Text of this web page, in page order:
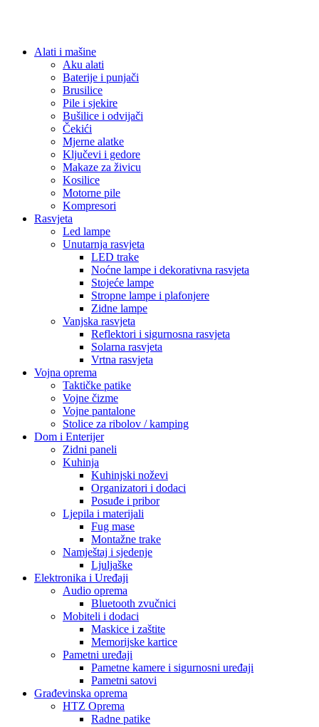
Alati i mašine
Aku alati
Baterije i punjači
Brusilice
Pile i sjekire
Bušilice i odvijači
Čekići
Mjerne alatke
Ključevi i gedore
Makaze za živicu
Kosilice
Motorne pile
Kompresori
Rasvjeta
Led lampe
Unutarnja rasvjeta
LED trake
Noćne lampe i dekorativna rasvjeta
Stojeće lampe
Stropne lampe i plafonjere
Zidne lampe
Vanjska rasvjeta
Reflektori i sigurnosna rasvjeta
Solarna rasvjeta
Vrtna rasvjeta
Vojna oprema
Taktičke patike
Vojne čizme
Vojne pantalone
Stolice za ribolov / kamping
Dom i Enterijer
Zidni paneli
Kuhinja
Kuhinjski noževi
Organizatori i dodaci
Posuđe i pribor
Ljepila i materijali
Fug mase
Montažne trake
Namještaj i sjedenje
Ljuljaške
Elektronika i Uređaji
Audio oprema
Bluetooth zvučnici
Mobiteli i dodaci
Maskice i zaštite
Memorijske kartice
Pametni uređaji
Pametne kamere i sigurnosni uređaji
Pametni satovi
Građevinska oprema
HTZ Oprema
Radne patike